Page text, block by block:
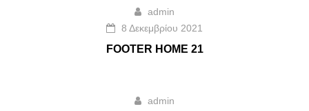
admin
8 Δεκεμβρίου 2021
FOOTER HOME 21
admin